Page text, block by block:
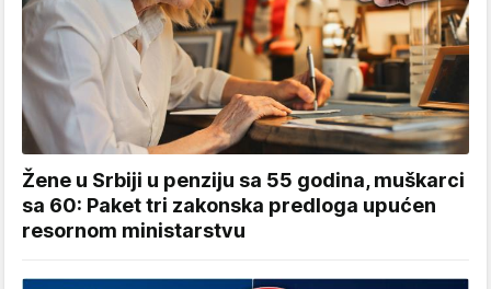
Žene u Srbiji u penziju sa 55 godina, muškarci
sa 60: Paket tri zakonska predloga upućen
resornom ministarstvu